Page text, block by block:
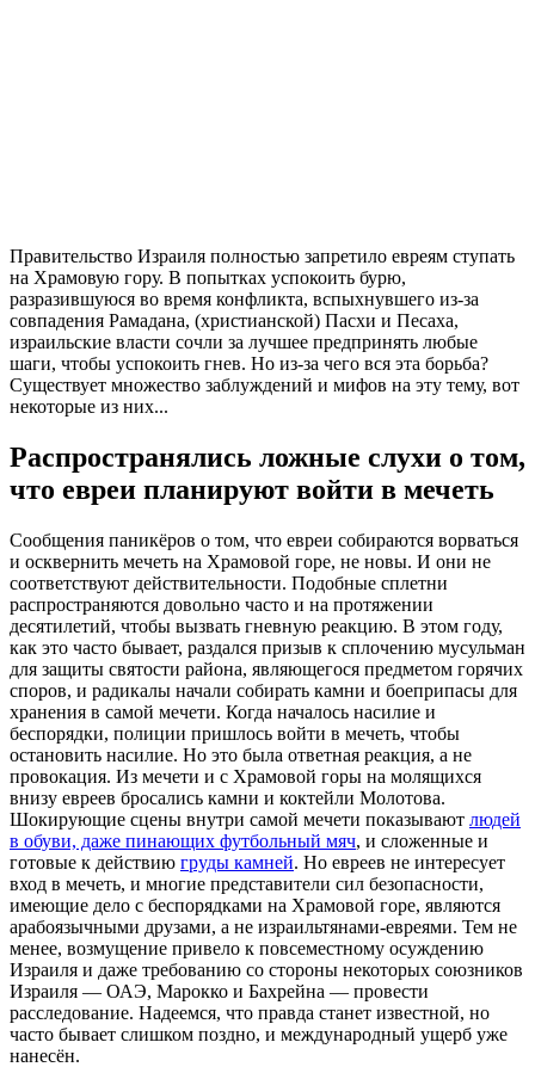
Правительство Израиля полностью запретило евреям ступать
на Храмовую гору. В попытках успокоить бурю,
разразившуюся во время конфликта, вспыхнувшего из-за
совпадения Рамадана, (христианской) Пасхи и Песаха,
израильские власти сочли за лучшее предпринять любые
шаги, чтобы успокоить гнев. Но из-за чего вся эта борьба?
Существует множество заблуждений и мифов на эту тему, вот
некоторые из них...
Распространялись ложные слухи о том,
что евреи планируют войти в мечеть
Сообщения паникёров о том, что евреи собираются ворваться
и осквернить мечеть на Храмовой горе, не новы. И они не
соответствуют действительности. Подобные сплетни
распространяются довольно часто и на протяжении
десятилетий, чтобы вызвать гневную реакцию. В этом году,
как это часто бывает, раздался призыв к сплочению мусульман
для защиты святости района, являющегося предметом горячих
споров, и радикалы начали собирать камни и боеприпасы для
хранения в самой мечети. Когда началось насилие и
беспорядки, полиции пришлось войти в мечеть, чтобы
остановить насилие. Но это была ответная реакция, а не
провокация. Из мечети и с Храмовой горы на молящихся
внизу евреев бросались камни и коктейли Молотова.
Шокирующие сцены внутри самой мечети показывают людей
в обуви, даже пинающих футбольный мяч, и сложенные и
готовые к действию груды камней. Но евреев не интересует
вход в мечеть, и многие представители сил безопасности,
имеющие дело с беспорядками на Храмовой горе, являются
арабоязычными друзами, а не израильтянами-евреями. Тем не
менее, возмущение привело к повсеместному осуждению
Израиля и даже требованию со стороны некоторых союзников
Израиля — ОАЭ, Марокко и Бахрейна — провести
расследование. Надеемся, что правда станет известной, но
часто бывает слишком поздно, и международный ущерб уже
нанесён.